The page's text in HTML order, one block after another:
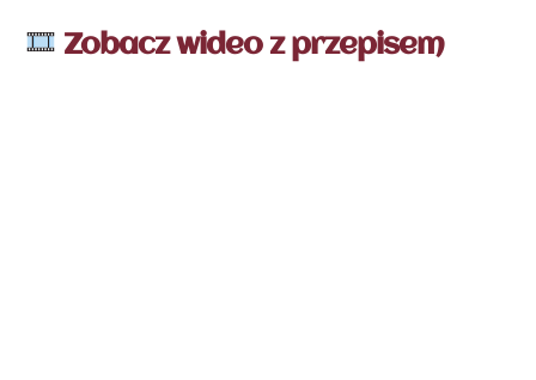
Zobacz wideo z przepisem